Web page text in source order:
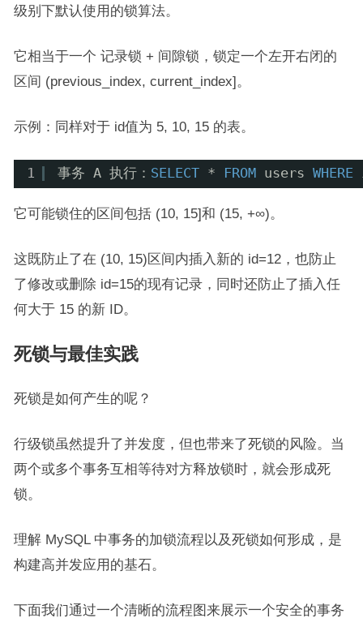
级别下默认使用的锁算法。
它相当于一个 记录锁 + 间隙锁，锁定一个左开右闭的
区间 (previous_index, current_index]。
示例：同样对于 id值为 5, 10, 15 的表。
1 事务 A 执行： SELECT * FROM users WHERE
它可能锁住的区间包括 (10, 15]和 (15, +∞)。
这既防止了在 (10, 15)区间内插入新的 id=12，也防止
了修改或删除 id=15的现有记录，同时还防止了插入任
何大于 15 的新 ID。
死锁与最佳实践
死锁是如何产生的呢？
行级锁虽然提升了并发度，但也带来了死锁的风险。当
两个或多个事务互相等待对方释放锁时，就会形成死
锁。
理解 MySQL 中事务的加锁流程以及死锁如何形成，是
构建高并发应用的基石。
下面我们通过一个清晰的流程图来展示一个安全的事务